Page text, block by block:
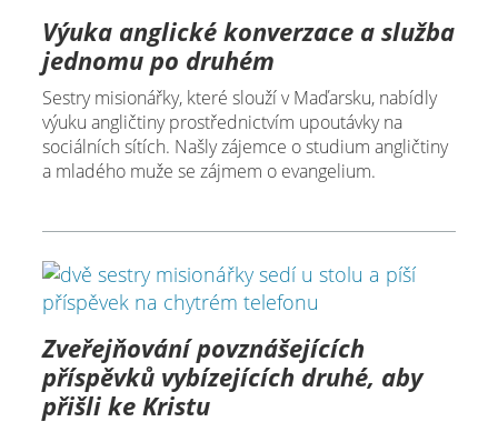
Výuka anglické konverzace a služba
jednomu po druhém
Sestry misionářky, které slouží v Maďarsku, nabídly
výuku angličtiny prostřednictvím upoutávky na
sociálních sítích. Našly zájemce o studium angličtiny
a mladého muže se zájmem o evangelium.
Zveřejňování povznášejících
příspěvků vybízejících druhé, aby
přišli ke Kristu